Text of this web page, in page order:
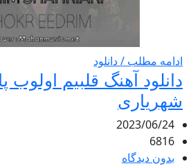
ادامه مطلب / دانلود
دانلود آهنگ قلبیم اولوب
شهریاری
2023/06/24
6816
بدون دیدگاه